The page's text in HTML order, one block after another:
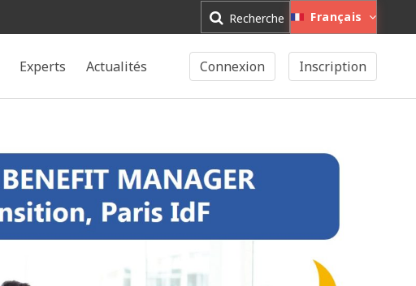
Recherche Français
Experts Actualités Connexion Inscription